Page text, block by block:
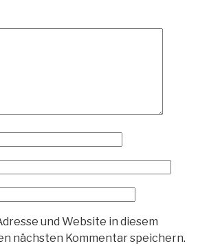
und Website in diesem
nächsten Kommentar speichern.